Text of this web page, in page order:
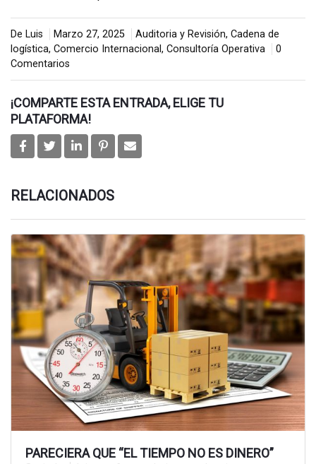
De Luis Marzo 27, 2025 Auditoria y Revisión, Cadena de
logística, Comercio Internacional, Consultoría Operativa
0
Comentarios
¡COMPARTE ESTA ENTRADA, ELIGE TU
PLATAFORMA!
RELACIONADOS
PARECIERA QUE “EL TIEMPO NO ES DINERO”